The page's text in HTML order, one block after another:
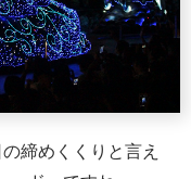
締めくくりと言え